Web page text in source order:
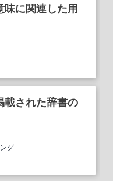
味に関連した用
載された辞書の
グ